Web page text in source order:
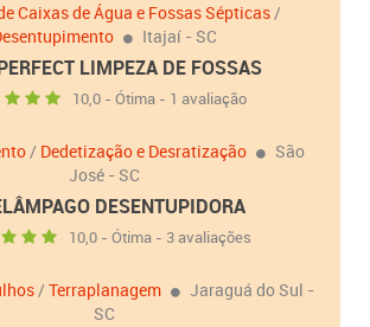
Caixas de Água e Fossas Sépticas/
Itajaí - SC
LIMPEZA DE FOSSAS
10,0 - Ótima - 1 avaliação
/ Dedetização e Desratização
São
José - SC
DESENTUPIDORA
10,0 - Ótima - 3 avaliações
/Terraplanagem
Jaraguá do Sul -
SC